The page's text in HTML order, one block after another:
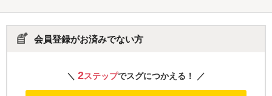
会員登録がお済みでない方
＼ 2ステップでスグにつかえる！ ／